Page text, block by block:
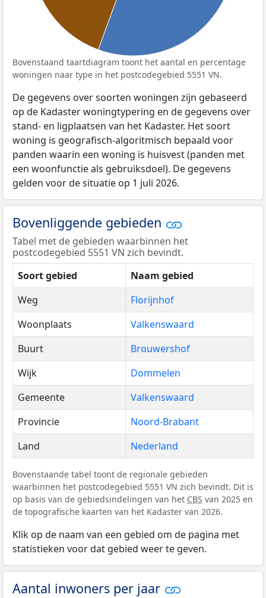
Bovenstaand taartdiagram toont het aantal en percentage
woningen naar type in het postcodegebied 5551 VN.
De gegevens over soorten woningen zijn gebaseerd
op de Kadaster woningtypering en de gegevens over
stand- en ligplaatsen van het Kadaster. Het soort
woning is geografisch-algoritmisch bepaald voor
panden waarin een woning is huisvest (panden met
een woonfunctie als gebruiksdoel). De gegevens
gelden voor de situatie op 1 juli 2026.
Bovenliggende gebieden
Tabel met de gebieden waarbinnen het
postcodegebied 5551 VN zich bevindt.
Soort gebied
Naam gebied
Weg
Florijnhof
Woonplaats
Valkenswaard
Buurt
Brouwershof
Wijk
Dommelen
Gemeente
Valkenswaard
Provincie
Noord-Brabant
Land
Nederland
Bovenstaande tabel toont de regionale gebieden
waarbinnen het postcodegebied 5551 VN zich bevindt. Dit is
op basis van de gebiedsindelingen van het CBS van 2025 en
de topografische kaarten van het Kadaster van 2026.
Klik op de naam van een gebied om de pagina met
statistieken voor dat gebied weer te geven.
Aantal inwoners per jaar